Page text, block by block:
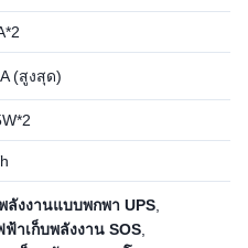
(สูงสุด)
ลังงานแบบพกพา UPS
ฟ้าเก็บพลังงาน SOS